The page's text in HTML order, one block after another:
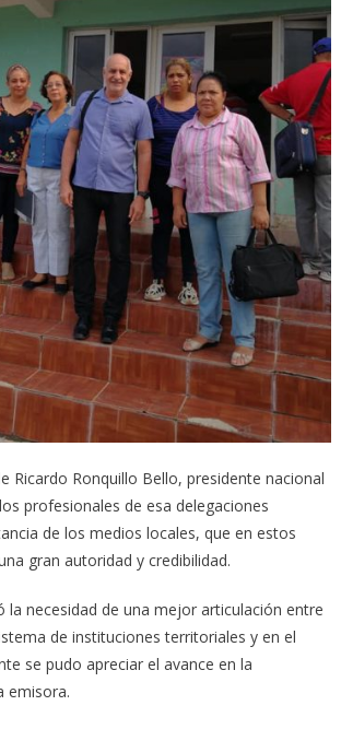
Ricardo Ronquillo Bello, presidente nacional
profesionales de esa delegaciones
de los medios locales, que en estos
gran autoridad y credibilidad.
la necesidad de una mejor articulación entre
de instituciones territoriales y en el
se pudo apreciar el avance en la
emisora.